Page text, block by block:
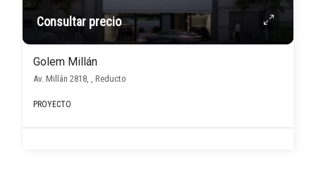
Consultar precio
Golem Millán
Av. Millán 2818, , Reducto
PROYECTO